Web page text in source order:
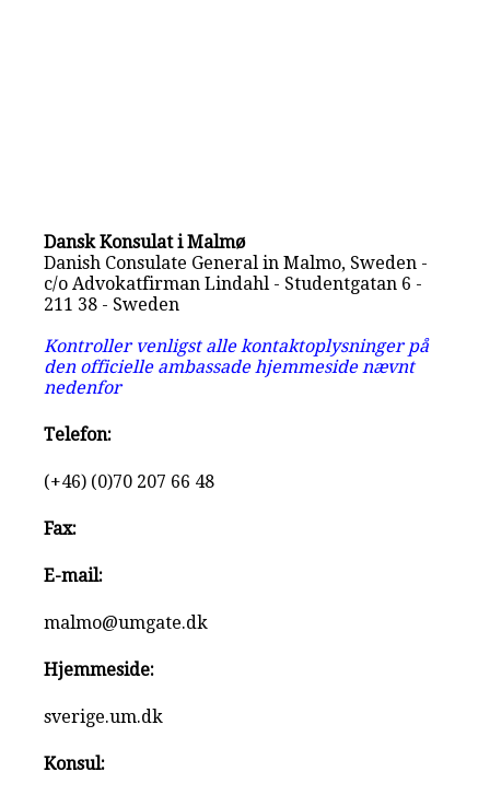
Dansk Konsulat i Malmø
Danish Consulate General in Malmo, Sweden -
c/o Advokatfirman Lindahl - Studentgatan 6 -
211 38 - Sweden
Kontroller venligst alle kontaktoplysninger på
den officielle ambassade hjemmeside nævnt
nedenfor
Telefon:
(+46) (0)70 207 66 48
Fax:
E-mail:
malmo@umgate.dk
Hjemmeside:
sverige.um.dk
Konsul: